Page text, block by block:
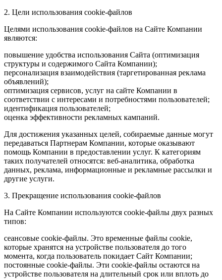
2. Цели использования cookie-файлов
Целями использования cookie-файлов на Сайте Компании
являются:
повышение удобства использования Сайта (оптимизация
структуры и содержимого Сайта Компании);
персонализация взаимодействия (таргетированная реклама
объявлений);
оптимизация сервисов, услуг на сайте Компании в
соответствии с интересами и потребностями пользователей;
идентификация пользователей;
оценка эффективности рекламных кампаний.
Для достижения указанных целей, собираемые данные могут
передаваться Партнерам Компании, которые оказывают
помощь Компании в предоставлении услуг. К категориям
таких получателей относятся: веб-аналитика, обработка
данных, реклама, информационные и рекламные рассылки и
другие услуги.
3. Прекращение использования cookie-файлов
На Сайте Компании используются cookie-файлы двух разных
типов:
сеансовые cookie-файлы. Это временные файлы cookie,
которые хранятся на устройстве пользователя до того
момента, когда пользователь покидает Сайт Компании;
постоянные cookie-файлы. Эти cookie-файлы остаются на
устройстве пользователя на длительный срок или вплоть до